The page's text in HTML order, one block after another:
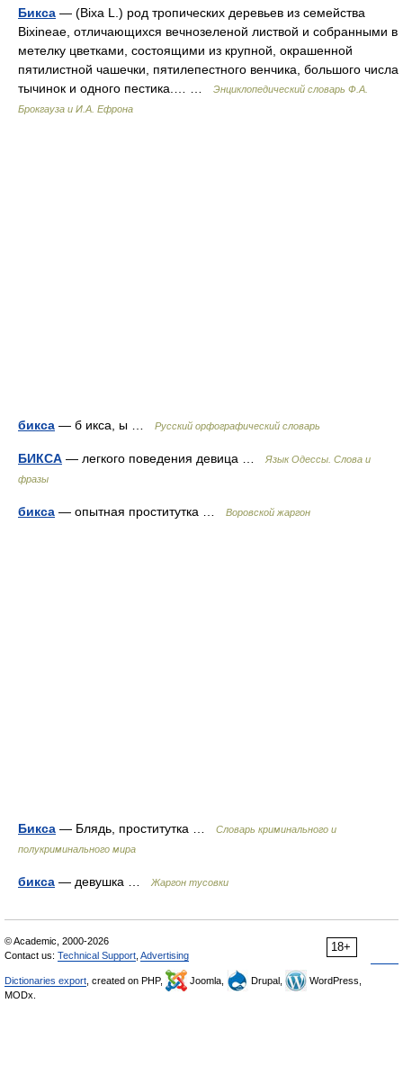
Бикса — (Bixa L.) род тропических деревьев из семейства
Bixineae, отличающихся вечнозеленой листвой и собранными в
метелку цветками, состоящими из крупной, окрашенной
пятилистной чашечки, пятилепестного венчика, большого числа
тычинок и одного пестика.… …
Энциклопедический словарь Ф.А.
Брокгауза и И.А. Ефрона
бикса — б икса, ы … Русский орфографический словарь
БИКСА — легкого поведения девица …
Язык Одессы. Слова и
фразы
бикса — опытная проститутка … Воровской жаргон
Бикса — Блядь, проститутка …
Словарь криминального и
полукриминального мира
бикса — девушка … Жаргон тусовки
18+
© Academic, 2000-2026
Contact us: Technical Support Advertising
Dictionaries export , created on PHP, Joomla, Drupal,
WordPress,
MODx.